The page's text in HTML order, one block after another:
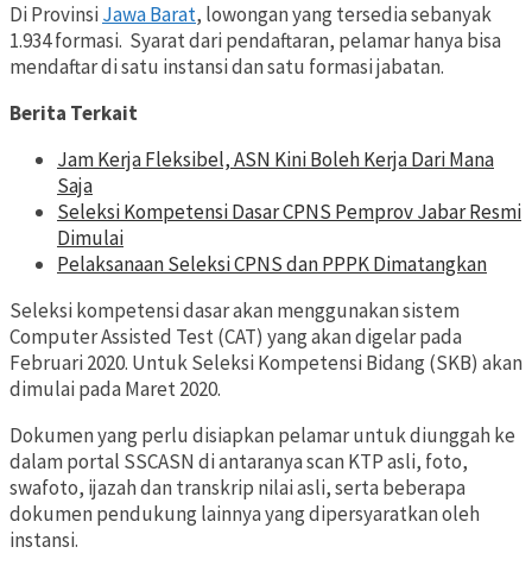
Di ProvinsiJawa Barat, lowongan yang tersedia sebanyak
1.934 formasi. Syarat dari pendaftaran, pelamar hanya bisa
mendaftar di satu instansi dan satu formasi jabatan.
Berita Terkait
Jam Kerja Fleksibel, ASN Kini Boleh Kerja Dari Mana
Saja
Seleksi Kompetensi Dasar CPNS Pemprov Jabar Resmi
Dimulai
Pelaksanaan Seleksi CPNS dan PPPK Dimatangkan
Seleksi kompetensi dasar akan menggunakan sistem
Computer Assisted Test (CAT) yang akan digelar pada
Februari 2020. Untuk Seleksi Kompetensi Bidang (SKB) akan
dimulai pada Maret 2020.
Dokumen yang perlu disiapkan pelamar untuk diunggah ke
dalam portal SSCASN di antaranya scan KTP asli, foto,
swafoto, ijazah dan transkrip nilai asli, serta beberapa
dokumen pendukung lainnya yang dipersyaratkan oleh
instansi.